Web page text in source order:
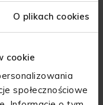
O plikach cookies
cookie
społecznościowe
Wyczyść Szukaj